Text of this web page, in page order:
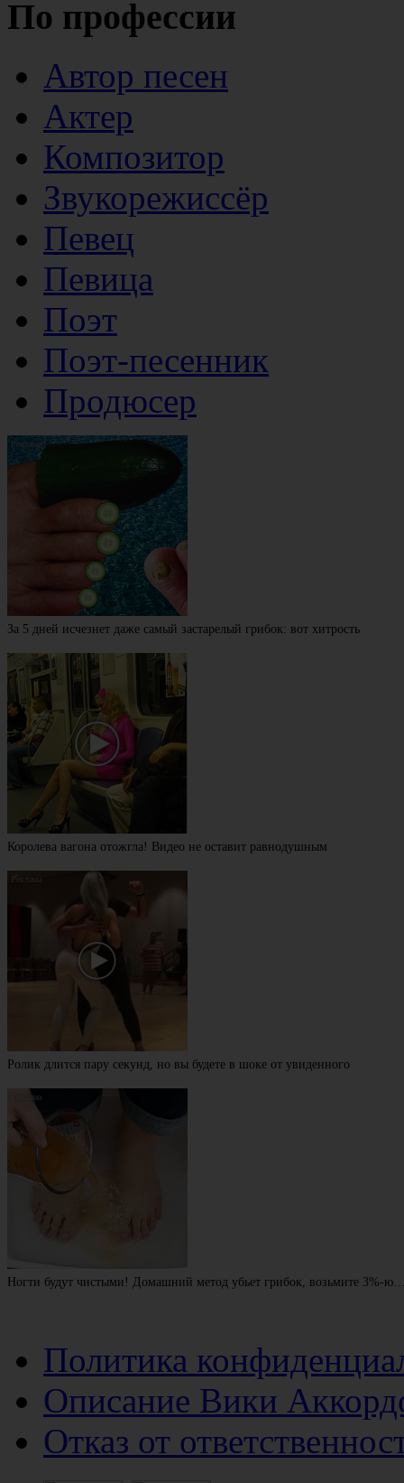
По профессии
Автор песен
Актер
Композитор
Звукорежиссёр
Певец
Певица
Поэт
Поэт-песенник
Продюсер
За 5 дней исчезнет даже самый застарелый грибок: вот хитрость
Королева вагона отожгла! Видео не оставит равнодушным
Ролик длится пару секунд, но вы будете в шоке от увиденного
Ногти будут чистыми! Домашний метод убьет грибок, возьмите 3%-
Политика
Описание Вики
Отказ от